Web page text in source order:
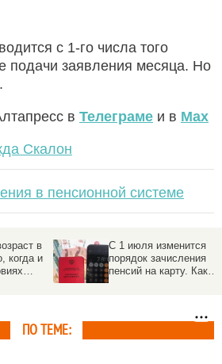
с 1-го числа того
подачи заявления месяца. Но
в Телеграме и в Max
Скалон
в пенсионной системе
в
когда и
С 1 июля изменится
порядок зачисления
пенсий на карту. Как
ПО ТЕМЕ: